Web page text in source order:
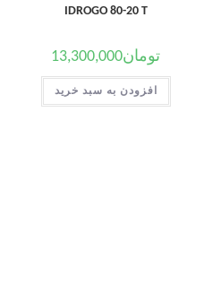
IDROGO 80-20 T
تومان13,300,000
افزودن به سبد خرید